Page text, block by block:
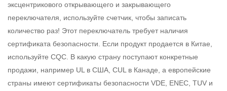
эксцентрикового открывающего и закрывающего
переключателя, используйте счетчик, чтобы записать
количество раз! Этот переключатель требует наличия
сертификата безопасности. Если продукт продается в Китае,
используйте CQC. В какую страну поступают конкретные
продажи, например UL в США, CUL в Канаде, а европейские
страны имеют сертификаты безопасности VDE, ENEC, TUV и